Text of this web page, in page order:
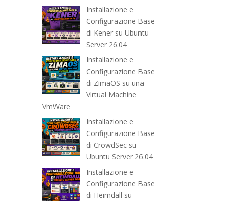
Installazione e
Configurazione Base
di Kener su Ubuntu
Server 26.04
Installazione e
Configurazione Base
di ZimaOS su una
Virtual Machine
VmWare
Installazione e
Configurazione Base
di CrowdSec su
Ubuntu Server 26.04
Installazione e
Configurazione Base
di Heimdall su